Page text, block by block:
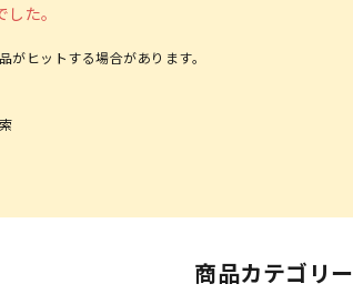
た。
ヒットする場合があります。
商品カテゴリー